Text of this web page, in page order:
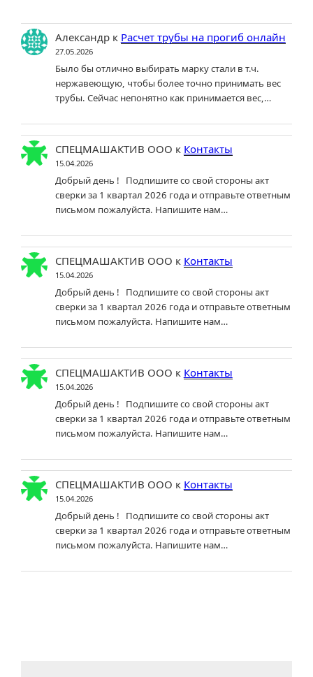
Александрк Расчет трубы на прогиб онлайн
27.05.2026
Было бы отлично выбирать марку стали в т.ч.
нержавеющую, чтобы более точно принимать вес
трубы. Сейчас непонятно как принимается вес,…
СПЕЦМАШАКТИВ ООО к Контакты
15.04.2026
Добрый день ! Подпишите со свой стороны акт
сверки за 1 квартал 2026 года и отправьте ответным
письмом пожалуйста. Напишите нам…
СПЕЦМАШАКТИВ ООО к Контакты
15.04.2026
Добрый день ! Подпишите со свой стороны акт
сверки за 1 квартал 2026 года и отправьте ответным
письмом пожалуйста. Напишите нам…
СПЕЦМАШАКТИВ ООО к Контакты
15.04.2026
Добрый день ! Подпишите со свой стороны акт
сверки за 1 квартал 2026 года и отправьте ответным
письмом пожалуйста. Напишите нам…
СПЕЦМАШАКТИВ ООО к Контакты
15.04.2026
Добрый день ! Подпишите со свой стороны акт
сверки за 1 квартал 2026 года и отправьте ответным
письмом пожалуйста. Напишите нам…